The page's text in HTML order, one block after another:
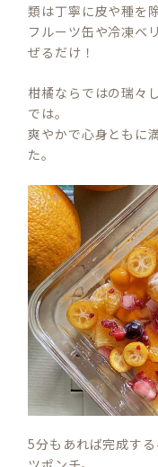
類は丁寧に皮や種を
フルーツ缶や冷凍ベ
ぜるだけ！
柑橘ならではの瑞々
では。
爽やかで心身ともに
た。
5分もあれば完成す